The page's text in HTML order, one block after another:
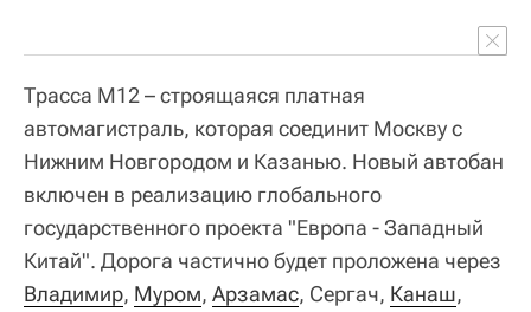
Трасса М12 – строящаяся платная
автомагистраль, которая соединит Москву с
Нижним Новгородом и Казанью. Новый автобан
включен в реализацию глобального
государственного проекта "Европа - Западный
Китай". Дорога частично будет проложена через
Владимир, Муром, Арзамас, Сергач, Канаш,